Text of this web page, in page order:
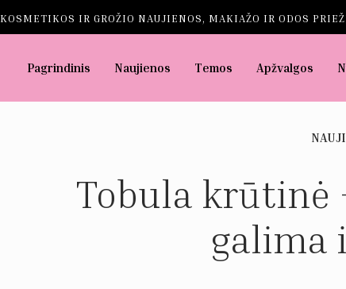
KOSMETIKOS IR GROŽIO NAUJIENOS, MAKIAŽO IR ODOS
Pagrindinis Naujienos Temos Apžvalgos
Tobula krūtinė
galima